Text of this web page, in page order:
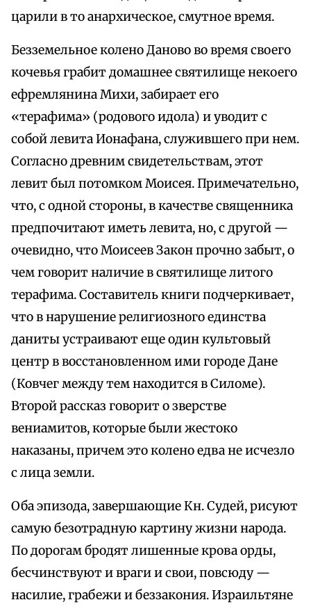
царили в то анархическое, смутное время.
Безземельное колено Даново во время своего
кочевья грабит домашнее святилище некоего
ефремлянина Михи, забирает его
«терафима» (родового идола) и уводит с
собой левита Ионафана, служившего при нем.
Согласно древним свидетельствам, этот
левит был потомком Моисея. Примечательно,
что, с одной стороны, в качестве священника
предпочитают иметь левита, но, с другой —
очевидно, что Моисеев Закон прочно забыт, о
чем говорит наличие в святилище литого
терафима. Составитель книги подчеркивает,
что в нарушение религиозного единства
даниты устраивают еще один культовый
центр в восстановленном ими городе Дане
(Ковчег между тем находится в Силоме).
Второй рассказ говорит о зверстве
вениамитов, которые были жестоко
наказаны, причем это колено едва не исчезло
с лица земли.
Оба эпизода, завершающие Кн. Судей, рисуют
самую безотрадную картину жизни народа.
По дорогам бродят лишенные крова орды,
бесчинствуют и враги и свои, повсюду —
насилие, грабежи и беззакония. Израильтяне